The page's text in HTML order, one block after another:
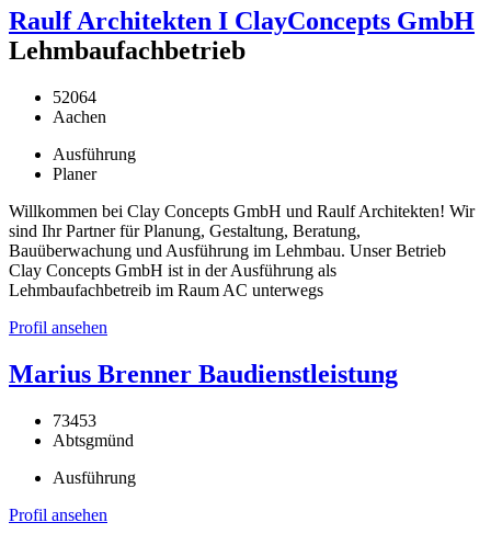
Raulf Architekten I ClayConcepts GmbH
Lehmbaufachbetrieb
52064
Aachen
Ausführung
Planer
Willkommen bei Clay Concepts GmbH und Raulf Architekten! Wir
sind Ihr Partner für Planung, Gestaltung, Beratung,
Bauüberwachung und Ausführung im Lehmbau. Unser Betrieb
Clay Concepts GmbH ist in der Ausführung als
Lehmbaufachbetreib im Raum AC unterwegs
Profil ansehen
Marius Brenner Baudienstleistung
73453
Abtsgmünd
Ausführung
Profil ansehen